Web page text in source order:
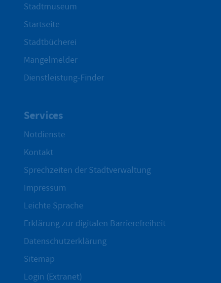
Stadtmuseum
Startseite
Stadtbücherei
Mängelmelder
Dienstleistung-Finder
Services
Notdienste
Kontakt
Sprechzeiten der Stadtverwaltung
Impressum
Leichte Sprache
Erklärung zur digitalen Barrierefreiheit
Datenschutzerklärung
Sitemap
Login (Extranet)